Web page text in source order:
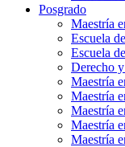
Posgrado
Maestría
Escuela
Escuela
Derecho
Maestría
Maestría
Maestría
Maestría
Maestría